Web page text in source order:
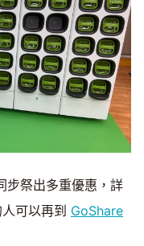
步祭出多重優惠，詳
可以再到 GoShare